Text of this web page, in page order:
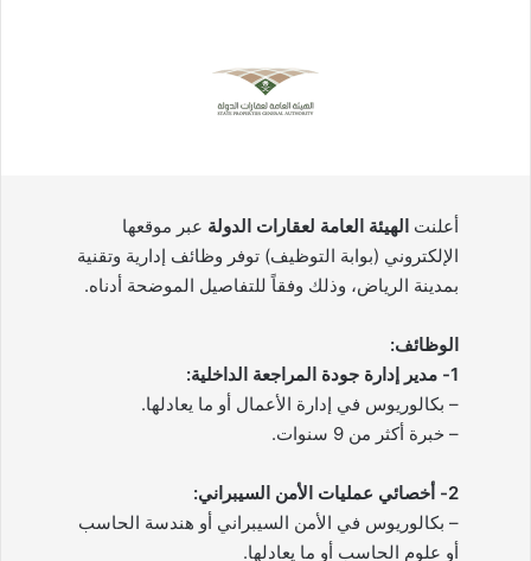
أعلنت الهيئة العامة لعقارات الدولة عبر موقعها
الإلكتروني (بوابة التوظيف) توفر وظائف إدارية وتقنية
بمدينة الرياض، وذلك وفقاً للتفاصيل الموضحة أدناه.
الوظائف:
1- مدير إدارة جودة المراجعة الداخلية:
– بكالوريوس في إدارة الأعمال أو ما يعادلها.
– خبرة أكثر من 9 سنوات.
2- أخصائي عمليات الأمن السيبراني:
– بكالوريوس في الأمن السيبراني أو هندسة الحاسب
أو علوم الحاسب أو ما يعادلها.